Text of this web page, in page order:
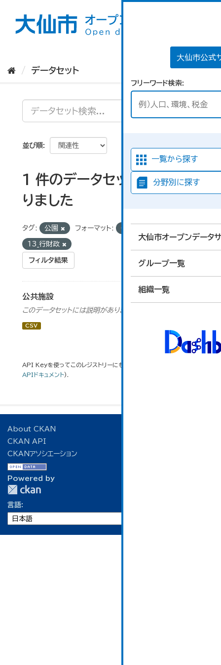
大仙市公式
フリーワード検索
一覧から探す
分野別に探す
大仙市オープンデータ
グループ一覧
組織一覧
データセット
並び順
1 件のデータセットが見つか
りました
タグ: 公園 フォーマット: CSV
13_行財政
フィルタ結果
公共施設
このデータセットには説明がありません
CSV
API Keyを使ってこのレジストリーにもアクセス可能です
APIドキュメント).
About CKAN
CKAN API
CKANアソシエーション
Powered by
言語